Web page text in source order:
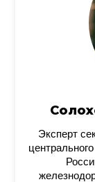
Эксперт